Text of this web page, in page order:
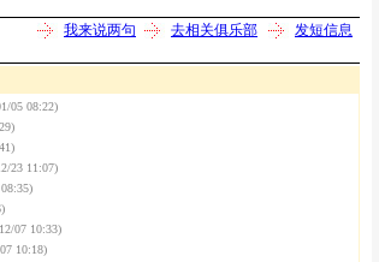
我来说两句 去相关俱乐部 发短信息
05 08:22)
23 11:07)
07 10:33)
10:18)